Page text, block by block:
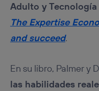
Adulto y
The Expertise
and succeed.
En su libro, Palmer y
las habilidades